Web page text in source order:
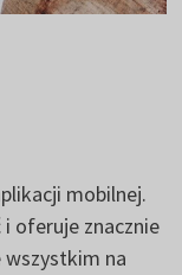
mobilnej.
i oferuje znacznie
wszystkim na